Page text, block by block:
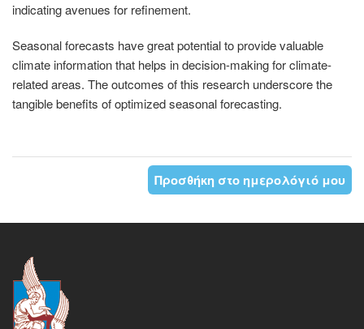
indicating avenues for refinement.
Seasonal forecasts have great potential to provide valuable
climate information that helps in decision-making for climate-
related areas. The outcomes of this research underscore the
tangible benefits of optimized seasonal forecasting.
Προσθήκη στο ημερολόγιό μου